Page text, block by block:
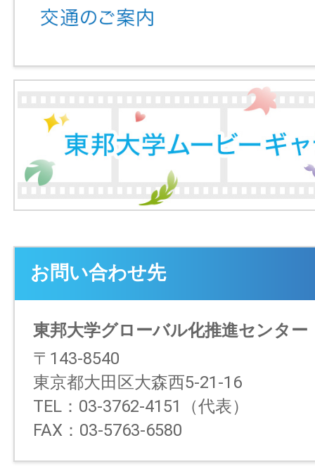
お問い合わせ先
東邦大学グローバル化推進センター
〒143-8540
東京都大田区大森西5-21-16
TEL：03-3762-4151（代表）
FAX：03-5763-6580